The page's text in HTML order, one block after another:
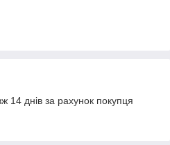
14 днів за рахунок покупця